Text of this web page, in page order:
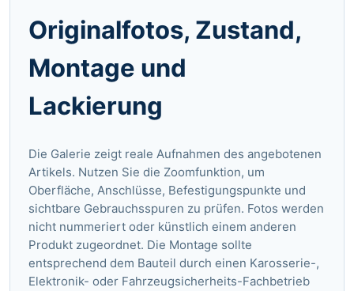
Originalfotos, Zustand,
Montage und
Lackierung
Die Galerie zeigt reale Aufnahmen des angebotenen
Artikels. Nutzen Sie die Zoomfunktion, um
Oberfläche, Anschlüsse, Befestigungspunkte und
sichtbare Gebrauchsspuren zu prüfen. Fotos werden
nicht nummeriert oder künstlich einem anderen
Produkt zugeordnet. Die Montage sollte
entsprechend dem Bauteil durch einen Karosserie-,
Elektronik- oder Fahrzeugsicherheits-Fachbetrieb